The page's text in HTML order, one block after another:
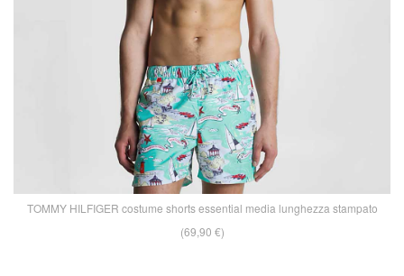
TOMMY HILFIGER costume shorts essential media lunghezza stampato
(69,90 €)